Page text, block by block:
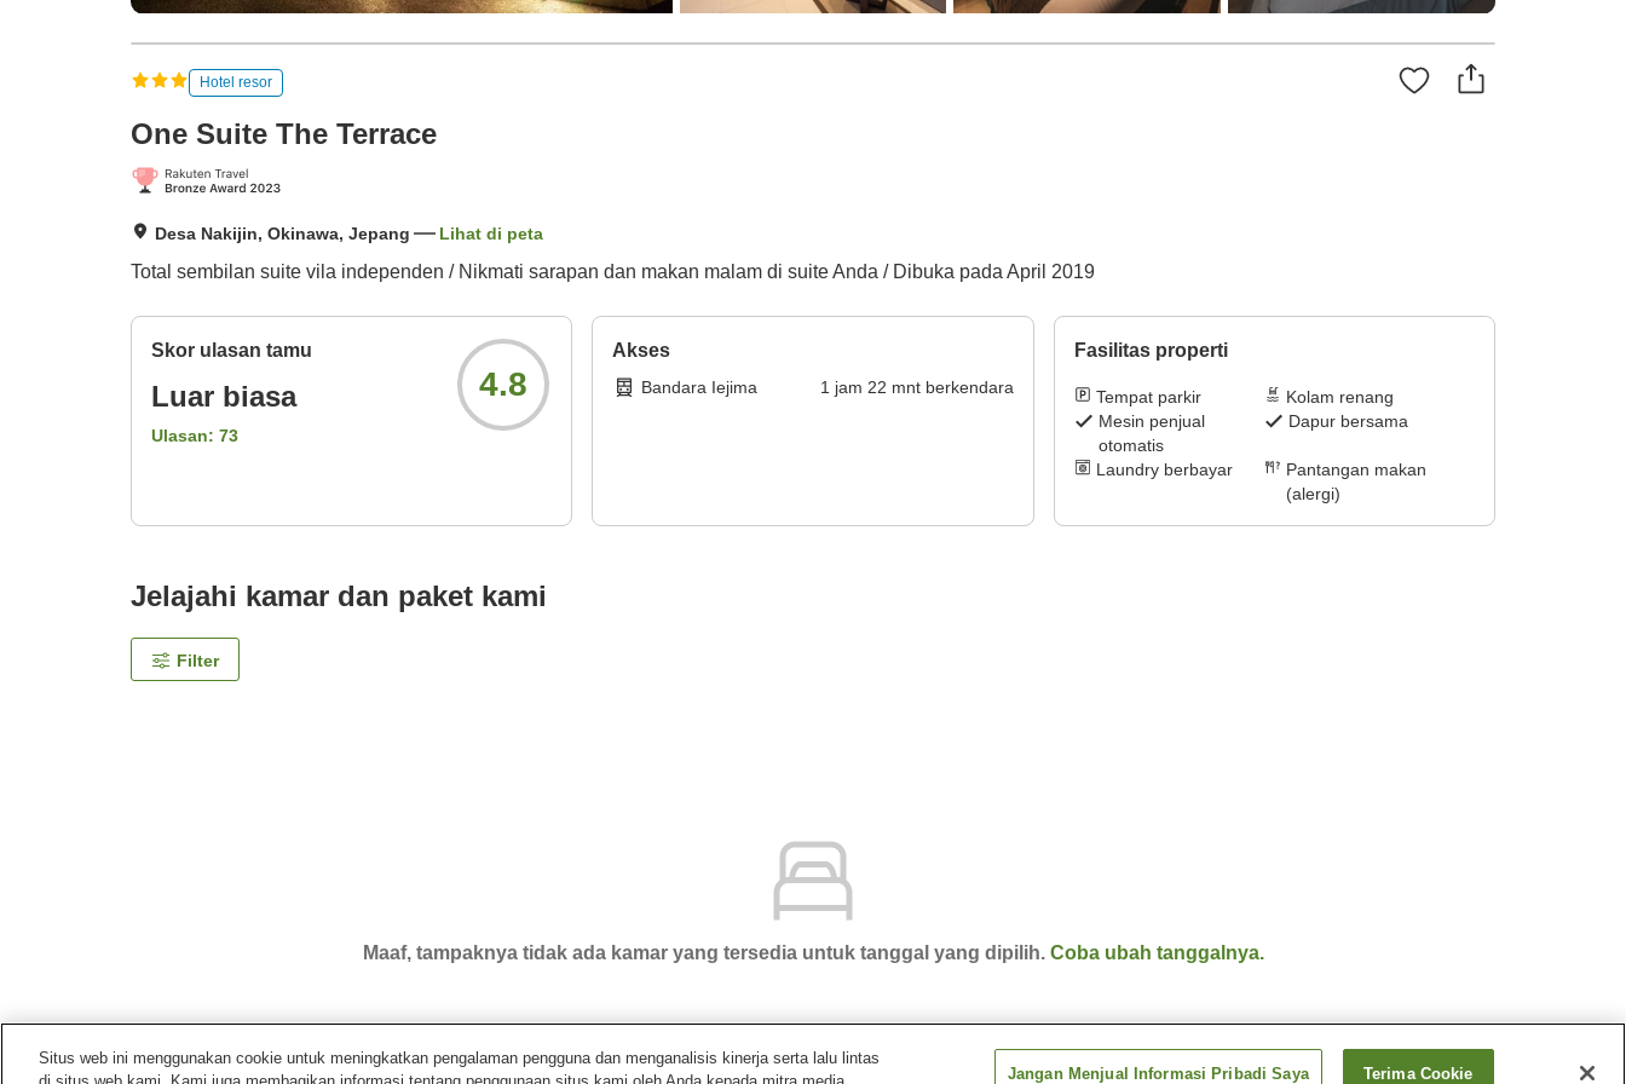
Hotel resor
One Suite The Terrace
Desa Nakijin, Okinawa, Jepang Lihat di peta
Total sembilan suite vila independen / Nikmati sarapan dan makan malam di suite Anda / Dibuka pada April 2019
Skor ulasan tamu
Luar biasa
Ulasan: 73
4.8
Akses
Bandara Iejima 1 jam 22 mnt berkendara
Fasilitas properti
Tempat parkir
Kolam renang
Mesin penjual
otomatis
Dapur bersama
Laundry berbayar
Pantangan makan
(alergi)
Jelajahi kamar dan paket kami
Filter
Maaf, tampaknya tidak ada kamar yang tersedia untuk tanggal yang dipilih. Coba ubah tanggalnya.
Situs web ini menggunakan cookie untuk meningkatkan pengalaman pengguna dan menganalisis kinerja serta lalu lintas
Jangan Menjual Informasi Pribadi Saya Terima Cookie